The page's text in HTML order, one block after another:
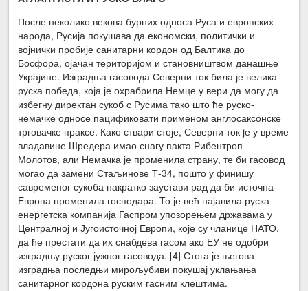
После неколико векова бурних односа Руса и европских
народа, Русија покушава да економски, политички и
војнички пробије санитарни кордон од Балтика до
Босфора, ојачан територијом и становништвом данашње
Украјине. Изградња гасовода Северни ток била је велика
руска победа, која је охрабрила Немце у вери да могу да
избегну директан сукоб с Русима тако што ће руско-
немачке односе пацификовати применом англосаксонске
трговачке праксе. Како ствари стоје, Северни ток jе у време
владавине Шредера имао снагу пакта Рибентроп–
Молотов, али Немачка је променила страну, те би гасовод
могао да замени Стаљинове Т-34, пошто у финишу
савременог сукоба накратко заустави рад да би источна
Европа променила господара. То је већ најавила руска
енергетска компанија Гаспром упозорењем државама у
Централној и Југоисточној Европи, које су чланице НАТО,
да ће престати да их снабдева гасом ако ЕУ не одобри
изградњу руског јужног гасовода. [4] Стога је његова
изградња последњи мирољубиви покушај уклањања
санитарног кордона руским гасним клештима.